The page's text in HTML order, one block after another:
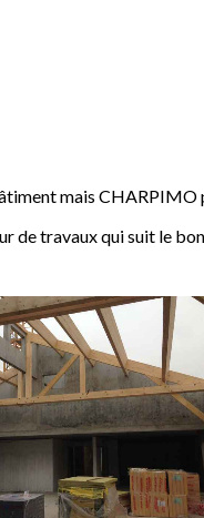
mais CHARPIMO
de travaux qui suit le